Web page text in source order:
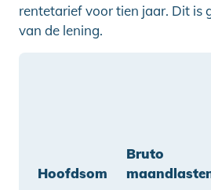
rentetarief voor tien jaar. Dit is
van de lening.
Hoofdsom
Bruto